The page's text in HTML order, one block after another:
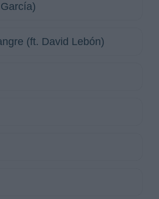
(ft. David Lebón)